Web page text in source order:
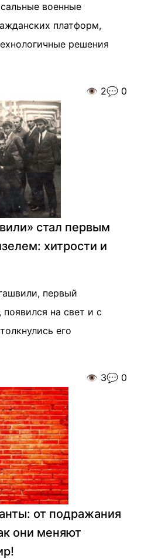
военные
платформ,
решения
👁️ 2💬 0
стал первым
хитрости и
первый
на свет и с
его
👁️ 3💬 0
от подражания
они меняют